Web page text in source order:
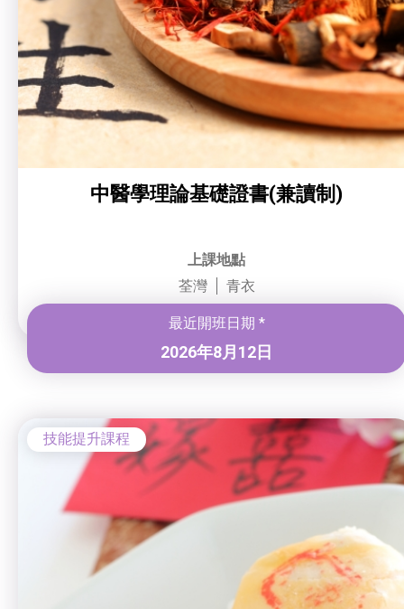
特別服務項目
最新消息
服務單位及聯絡
中醫學理論基礎證書(兼讀制)
上課地點
荃灣
青衣
最近開班日期 *
2026年8月12日
技能提升課程